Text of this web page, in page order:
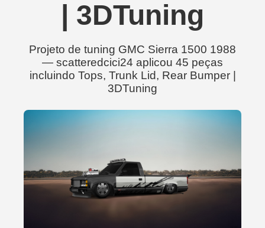
| 3DTuning
Projeto de tuning GMC Sierra 1500 1988
— scatteredcici24 aplicou 45 peças
incluindo Tops, Trunk Lid, Rear Bumper |
3DTuning